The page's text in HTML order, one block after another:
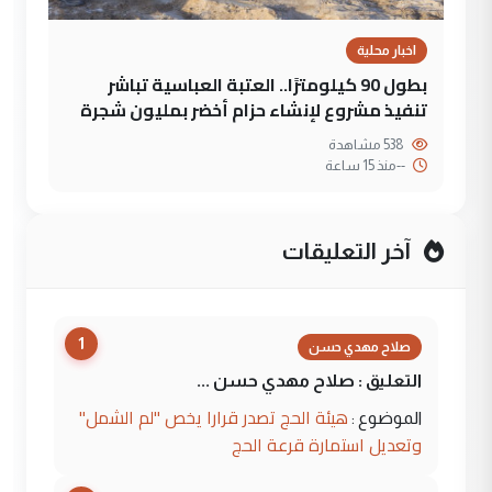
اخبار محلية
بطول 90 كيلومترًا.. العتبة العباسية تباشر
تنفيذ مشروع لإنشاء حزام أخضر بمليون شجرة
--منذ 15 ساعة
آخر التعليقات
1 صلاح مهدي حسن
التعليق : صلاح مهدي حسن ...
الموضوع : هيئة الحج تصدر قرارا يخص "لم الشمل"
وتعديل استمارة قرعة الحج